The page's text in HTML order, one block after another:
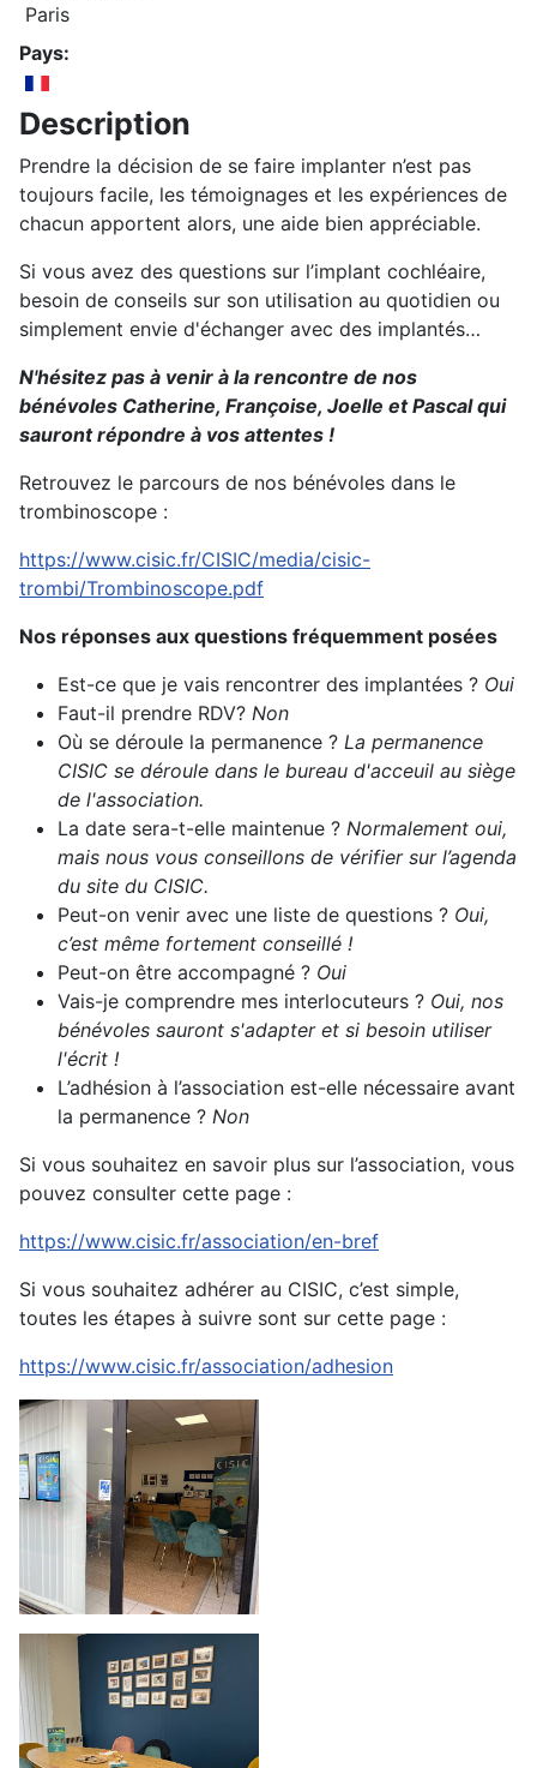
Paris
Pays:
Description
Prendre la décision de se faire implanter n’est pas
toujours facile, les témoignages et les expériences de
chacun apportent alors, une aide bien appréciable.
Si vous avez des questions sur l’implant cochléaire,
besoin de conseils sur son utilisation au quotidien ou
simplement envie d'échanger avec des implantés…
N'hésitez pas à venir à la rencontre de nos
bénévoles Catherine, Françoise, Joelle et Pascal qui
sauront répondre à vos attentes !
Retrouvez le parcours de nos bénévoles dans le
trombinoscope :
https://www.cisic.fr/CISIC/media/cisic-
trombi/Trombinoscope.pdf
Nos réponses aux questions fréquemment posées
Est-ce que je vais rencontrer des implantées ? Oui
Faut-il prendre RDV? Non
Où se déroule la permanence ? La permanence
CISIC se déroule dans le bureau d'acceuil au siège
de l'association.
La date sera-t-elle maintenue ? Normalement oui,
mais nous vous conseillons de vérifier sur l’agenda
du site du CISIC.
Peut-on venir avec une liste de questions ? Oui,
c’est même fortement conseillé !
Peut-on être accompagné ? Oui
Vais-je comprendre mes interlocuteurs ? Oui, nos
bénévoles sauront s'adapter et si besoin utiliser
l'écrit !
L’adhésion à l’association est-elle nécessaire avant
la permanence ? Non
Si vous souhaitez en savoir plus sur l’association, vous
pouvez consulter cette page :
https://www.cisic.fr/association/en-bref
Si vous souhaitez adhérer au CISIC, c’est simple,
toutes les étapes à suivre sont sur cette page :
https://www.cisic.fr/association/adhesion